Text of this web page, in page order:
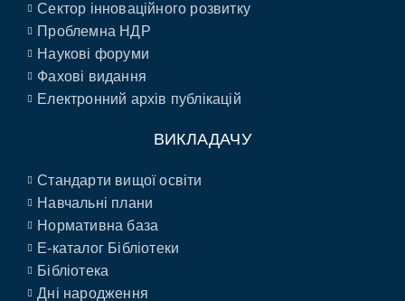
Сектор інноваційного розвитку
Проблемна НДР
Наукові форуми
Фахові видання
Електронний архів публікацій
ВИКЛАДАЧУ
Стандарти вищої освіти
Навчальні плани
Нормативна база
E-каталог Бібліотеки
Бібліотека
Дні народження